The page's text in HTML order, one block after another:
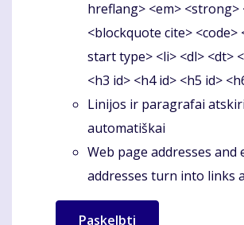
hreflang> <em> <strong>
<blockquote cite> <code>
start type> <li> <dl> <dt>
<h3 id> <h4 id> <h5 id>
Linijos ir paragrafai
automatiškai
Web page addresses and
addresses turn into links